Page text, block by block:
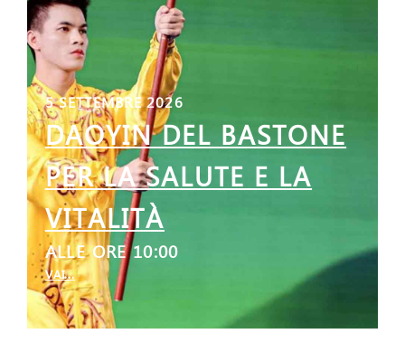
5 SETTEMBRE 2026
DAOYIN DEL BASTONE
PER LA SALUTE E LA
VITALITÀ
ALLE ORE 10:00
VAI...